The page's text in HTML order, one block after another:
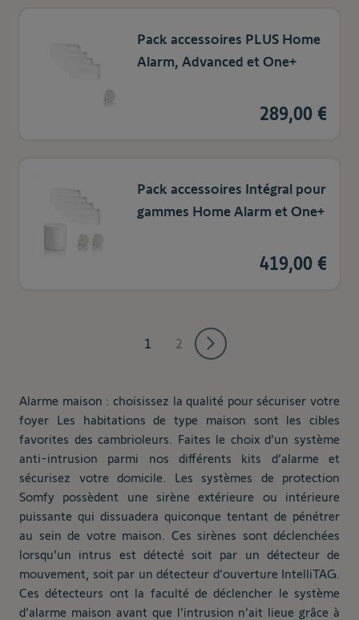
Pack accessoires PLUS Home
Alarm, Advanced et One+
289,00 €
Pack accessoires Intégral pour
gammes Home Alarm et One+
419,00 €
Vous lisez actuellement la page
1 Page
2
Alarme maison : choisissez la qualité pour sécuriser votre
foyer Les habitations de type maison sont les cibles
favorites des cambrioleurs. Faites le choix d’un système
anti-intrusion parmi nos différents kits d’alarme et
sécurisez votre domicile. Les systèmes de protection
Somfy possèdent une sirène extérieure ou intérieure
puissante qui dissuadera quiconque tentant de pénétrer
au sein de votre maison. Ces sirènes sont déclenchées
lorsqu’un intrus est détecté soit par un détecteur de
mouvement, soit par un détecteur d’ouverture IntelliTAG.
Ces détecteurs ont la faculté de déclencher le système
d’alarme maison avant que l’intrusion n’ait lieue grâce à